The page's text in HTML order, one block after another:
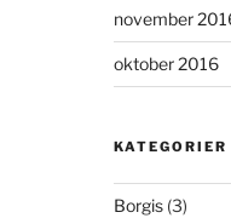
november
oktober 2016
KATEGORIER
Borgis(3)